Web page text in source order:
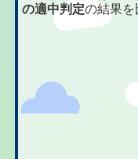
の適中判定の結果を